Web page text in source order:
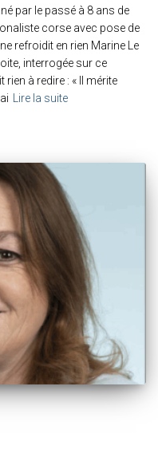
par le passé à 8 ans de
corse avec pose de
refroidit en rien Marine Le
interrogée sur ce
à redire : « Il mérite
Lire la suite